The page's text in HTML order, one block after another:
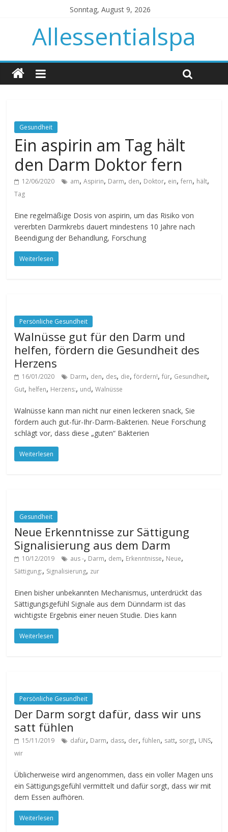
Sonntag, August 9, 2026
Allessentialspa
Gesundheit
Ein aspirin am Tag hält
den Darm Doktor fern
12/06/2020 am,Aspirin, Darm, den, Doktor, ein,fern, hält,
Tag
Eine regelmäßige Dosis von aspirin, um das Risiko von
vererbten Darmkrebs dauert mindestens 10 Jahre nach
Beendigung der Behandlung, Forschung
Weiterlesen
Persönliche Gesundheit
Walnüsse gut für den Darm und
helfen, fördern die Gesundheit des
Herzens
16/01/2020 Darm, den, des, die,fördern!,für, Gesundheit,
Gut, helfen, Herzens:, und,Walnüsse
Walnüsse kann man nicht nur einen leckeren snack, Sie
fördern auch gut-für-Ihr-Darm-Bakterien. Neue Forschung
schlägt vor, dass diese „guten“ Bakterien
Weiterlesen
Gesundheit
Neue Erkenntnisse zur Sättigung
Signalisierung aus dem Darm
10/12/2019 aus -, Darm, dem, Erkenntnisse, Neue,
Sättigung:, Signalisierung, zur
Einen bisher unbekannten Mechanismus, unterdrückt das
Sättigungsgefühl Signale aus dem Dünndarm ist das
wichtigste Ergebnis einer neuen Studie. Dies kann
Weiterlesen
Persönliche Gesundheit
Der Darm sorgt dafür, dass wir uns
satt fühlen
15/11/2019 dafür, Darm, dass, der,fühlen, satt, sorgt, UNS,
wir
Üblicherweise wird angenommen, dass ein voller Magen uns
ein Sättigungsgefühl vermittelt und dafür sorgt, dass wir mit
dem Essen aufhören.
Weiterlesen